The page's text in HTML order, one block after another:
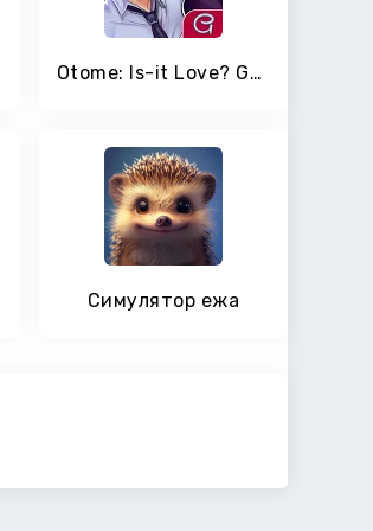
Otome: Is-it Love? Gabriel – Interactive Story
Симулятор ежа